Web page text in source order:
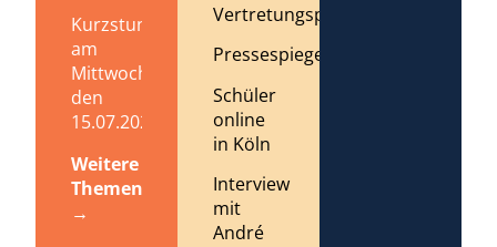
Kurzstundenregelung
am
Mittwoch,
den
15.07.2026
Weitere
Themen
→
Vertretungsplan
Pressespiegel
Schüler
online
in Köln
Interview
mit
André